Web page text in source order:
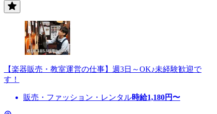
【楽器販売・教室運営の仕事】週3日～OK♪未経験歓迎で
す！
販売・ファッション・レンタル時給1,180円〜